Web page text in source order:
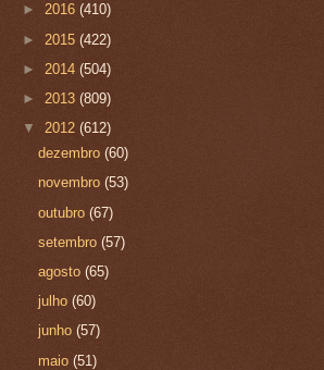
► 2016 (410)
► 2015 (422)
► 2014 (504)
► 2013 (809)
▼ 2012 (612)
dezembro(60)
novembro(53)
outubro(67)
setembro(57)
agosto(65)
julho(60)
junho(57)
maio(51)